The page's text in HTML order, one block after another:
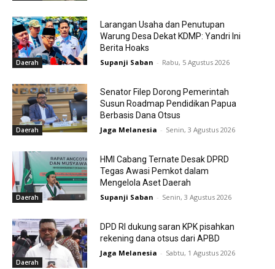
Daerah
Larangan Usaha dan Penutupan
Warung Desa Dekat KDMP: Yandri Ini
Berita Hoaks
Supanji Saban - Rabu, 5 Agustus 2026
Daerah
Senator Filep Dorong Pemerintah
Susun Roadmap Pendidikan Papua
Berbasis Dana Otsus
Jaga Melanesia - Senin, 3 Agustus 2026
Daerah
HMI Cabang Ternate Desak DPRD
Tegas Awasi Pemkot dalam
Mengelola Aset Daerah
Supanji Saban - Senin, 3 Agustus 2026
Daerah
DPD RI dukung saran KPK pisahkan
rekening dana otsus dari APBD
Jaga Melanesia - Sabtu, 1 Agustus 2026